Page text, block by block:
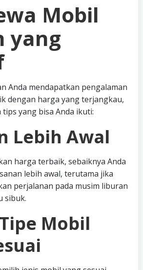
Mobil
yang
Anda mendapatkan pengalaman
dengan harga yang terjangkau,
yang bisa Anda ikuti:
Lebih Awal
harga terbaik, sebaiknya Anda
lebih awal, terutama jika
perjalanan pada musim liburan
sibuk.
Mobil